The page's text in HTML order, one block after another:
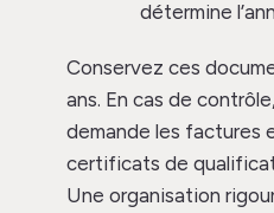
détermine
Conservez ces
ans. En cas de
demande les factures
certificats de
Une organisation